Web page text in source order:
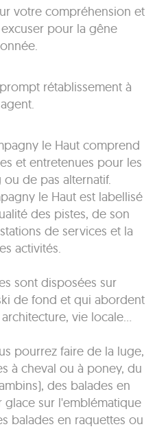
votre compréhension et
pour la gêne
rétablissement à
le Haut comprend
et entretenues pour les
de pas alternatif.
le Haut est labellisé
des pistes, de son
de services et la
activités.
sont disposées sur
de fond et qui abordent
vie locale…
pourrez faire de la luge,
à cheval ou à poney, du
des balades en
glace sur l'emblématique
balades en raquettes ou